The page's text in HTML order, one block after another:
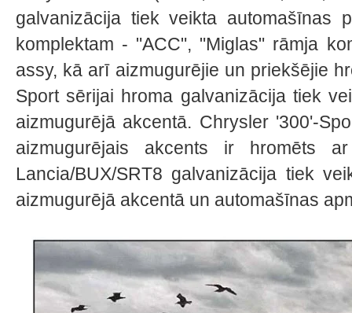
galvanizācija tiek veikta automašīnas
komplektam - "ACC", "Miglas" rāmja
assy, ​​kā arī aizmugurējie un priekšējie
Sport sērijai hroma galvanizācija tiek
aizmugurējā akcentā. Chrysler '300'-
aizmugurējais akcents ir hromēts
Lancia/BUX/SRT8 galvanizācija tiek
aizmugurējā akcentā un automašīnas